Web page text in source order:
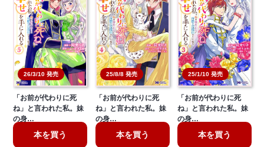
26/3/10 発売
「お前が代わりに死
ね」と言われた私。妹
の身…
本を買う
25/8/8 発売
「お前が代わりに死
ね」と言われた私。妹
の身…
本を買う
25/1/10 発売
「お前が代わりに死
ね」と言われた私。妹
の身…
本を買う